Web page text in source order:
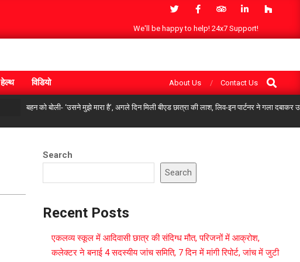
We'll be happy to help! 24x7 Support!
हेल्थ विडियो About Us Contact Us
Search
बहन को बोली- ‘उसने मुझे मारा है’, अगले दिन मिली बीएड छात्रा की लाश, लिव-इन पार्टनर ने गला दबाकर
Search
Search
Recent Posts
एकलव्य स्कूल में आदिवासी छात्र की संदिग्ध मौत, परिजनों में आक्रोश,
कलेक्टर ने बनाई 4 सदस्यीय जांच समिति, 7 दिन में मांगी रिपोर्ट, जांच में जुटी